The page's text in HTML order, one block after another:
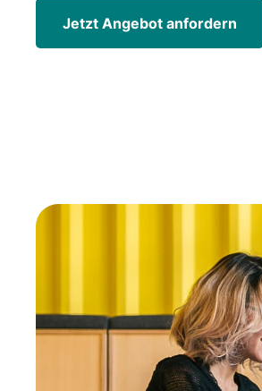
Jetzt Angebot anfordern